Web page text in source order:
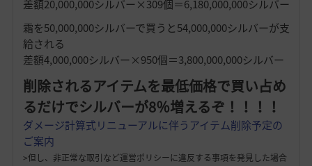
差額20,000,000シルバー×309個＝6,180,000,000シルバー
霜を50,000,000シルバーで買うと54,000,000シルバーが支
給される
差額4,000,000シルバー×950個＝3,800,000,000シルバー
削除されるアイテムを最低価格で買い占め
るだけでシルバーが8％増えるぞ！！！！
ダメージ計算式リニューアルに伴うアイテム削除予定の
ご案内
>但し、非正常な取引など運営ポリシーに違反する事項を発見した場合